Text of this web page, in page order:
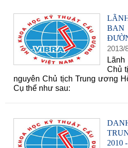
2013/
Chủ
nguyên Chủ tịch Trung ương
Cụ thể như sau:
2010